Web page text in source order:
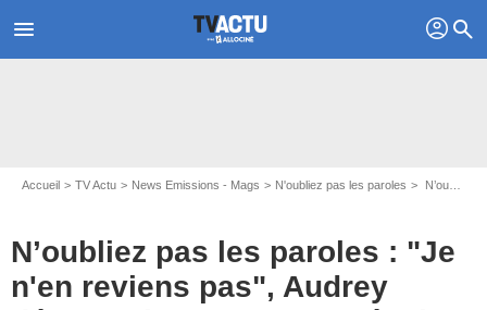
menu profil search
Accueil TV Actu News Emissions - Mags N'oubliez pas les paroles N’oubliez pas les paroles : "Je n'en reviens pas", Audrey dépasse les 150 000 et réagit ! Combien lui manque-t-il pour les Masters ?
N’oubliez pas les paroles : "Je
n'en reviens pas", Audrey